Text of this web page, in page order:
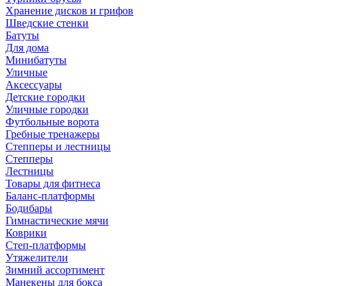
Хранение дисков и грифов
Шведские стенки
Батуты
Для дома
Минибатуты
Уличные
Аксессуары
Детские городки
Уличные городки
Футбольные ворота
Гребные тренажеры
Степперы и лестницы
Степперы
Лестницы
Товары для фитнеса
Баланс-платформы
Бодибары
Гимнастические мячи
Коврики
Степ-платформы
Утяжелители
Зимний ассортимент
Манекены для бокса